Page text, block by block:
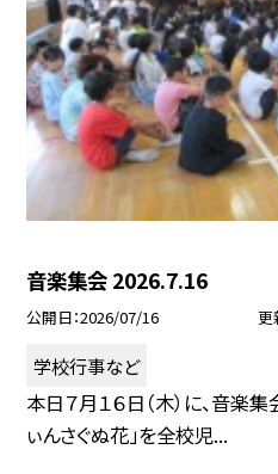
音楽集会 2026.7.16
公開日 2026/07/16 更
学校行事など
本日７月１６日（木）に、音楽
ぃんさぐぬ花」を全校児...